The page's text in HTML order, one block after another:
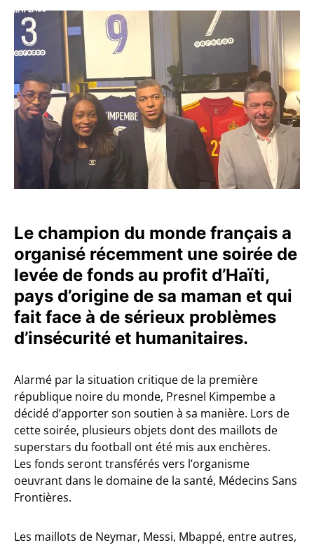
Le champion du monde français a
organisé récemment une soirée de
levée de fonds au profit d’Haïti,
pays d’origine de sa maman et qui
fait face à de sérieux problèmes
d’insécurité et humanitaires.
Alarmé par la situation critique de la première
république noire du monde, Presnel Kimpembe a
décidé d’apporter son soutien à sa manière. Lors de
cette soirée, plusieurs objets dont des maillots de
superstars du football ont été mis aux enchères.
Les fonds seront transférés vers l’organisme
oeuvrant dans le domaine de la santé, Médecins Sans
Frontières.
Les maillots de Neymar, Messi, Mbappé, entre autres,